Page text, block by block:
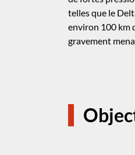
telles que le
environ 100 km
gravement